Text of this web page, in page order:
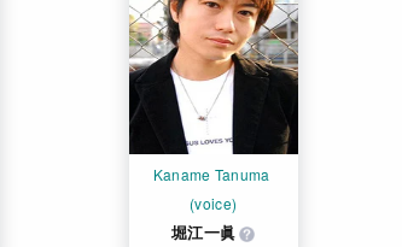
Kaname Tanuma
(voice)
堀江一眞